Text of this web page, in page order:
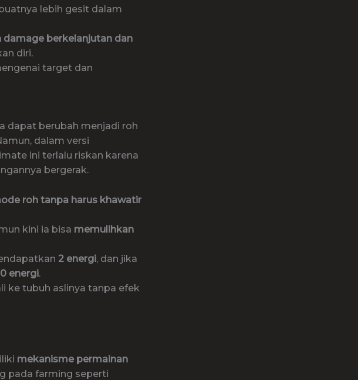
lebih gesit dalam
berkelanjutan dan
diri.
target dan
dapat berubah menjadi roh
dalam versi
ini terlalu riskan karena
bergerak.
roh tanpa harus khawatir
kini ia bisa memulihkan
2 energi, dan jika
energi.
ke tubuh aslinya tanpa efek
mekanisme permainan
pada farming seperti